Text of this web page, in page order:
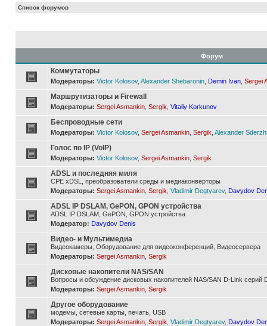
Список форумов
Форум
Коммутаторы
Модераторы: Victor Kolosov, Alexander Shebaronin Demin Ivan Sergei
Маршрутизаторы и Firewall
Модераторы: Sergei Asmankin Sergik Vitaliy Korkunov
Беспроводные сети
Модераторы: Victor Kolosov, Sergei Asmankin Sergik Alexander
Голос по IP (VoIP)
Модераторы: Victor Kolosov, Sergei Asmankin Sergik
ADSL и последняя миля
CPE xDSL, преобразователи среды и медиаконверторы
Модераторы: Sergei Asmankin Sergik Vladimir Degtyarev, Davydov
ADSL IP DSLAM, GePON, GPON устройства
ADSL IP DSLAM, GePON, GPON устройства
Модератор: Davydov Denis
Видео- и Мультимедиа
Видеокамеры, Оборудование для видеоконференций, Видеосервера
Модераторы: Sergei Asmankin Sergik
Дисковые накопители NAS/SAN
Вопросы и обсуждение дисковых накопителей NAS/SAN D-Link серий
Модераторы: Sergei Asmankin Sergik
Другое оборудование
модемы, сетевые карты, печать, USB
Модераторы: Sergei Asmankin Sergik Vladimir Degtyarev, Davydov